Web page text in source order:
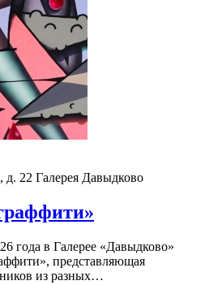
д. 22 Галерея Давыдково
года в Галерее «Давыдково»
представляющая
из разных…